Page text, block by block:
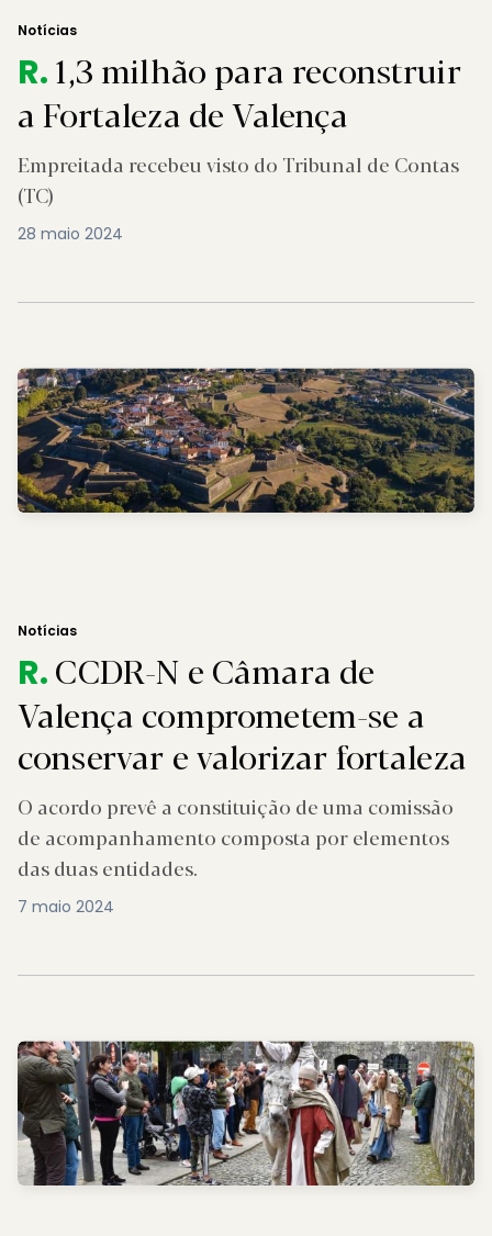
Notícias
R.1,3 milhão para reconstruir
a Fortaleza de Valença
Empreitada recebeu visto do Tribunal de Contas
(TC)
28 maio 2024
Notícias
R.CCDR-N e Câmara de
Valença comprometem-se a
conservar e valorizar fortaleza
O acordo prevê a constituição de uma comissão
de acompanhamento composta por elementos
das duas entidades.
7 maio 2024